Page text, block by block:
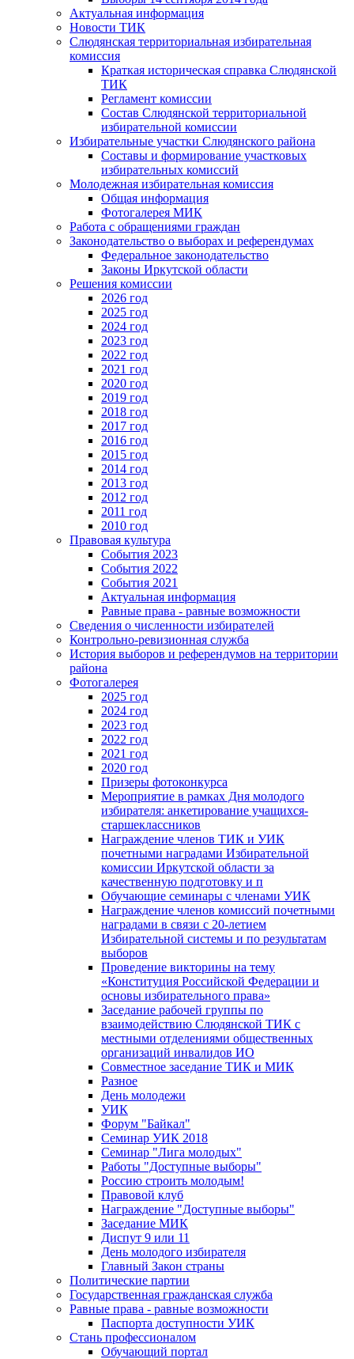
Актуальная информация
Новости ТИК
Слюдянская территориальная избирательная
комиссия
Краткая историческая справка Слюдянской
ТИК
Регламент комиссии
Состав Слюдянской территориальной
избирательной комиссии
Избирательные участки Слюдянского района
Составы и формирование участковых
избирательных комиссий
Молодежная избирательная комиссия
Общая информация
Фотогалерея МИК
Работа с обращениями граждан
Законодательство о выборах и референдумах
Федеральное законодательство
Законы Иркутской области
Решения комиссии
2026 год
2025 год
2024 год
2023 год
2022 год
2021 год
2020 год
2019 год
2018 год
2017 год
2016 год
2015 год
2014 год
2013 год
2012 год
2011 год
2010 год
Правовая культура
События 2023
События 2022
События 2021
Актуальная информация
Равные права - равные возможности
Сведения о численности избирателей
Контрольно-ревизионная служба
История выборов и референдумов на территории
района
Фотогалерея
2025 год
2024 год
2023 год
2022 год
2021 год
2020 год
Призеры фотоконкурса
Мероприятие в рамках Дня молодого
избирателя: анкетирование учащихся-
старшеклассников
Награждение членов ТИК и УИК
почетными наградами Избирательной
комиссии Иркутской области за
качественную подготовку и п
Обучающие семинары с членами УИК
Награждение членов комиссий почетными
наградами в связи с 20-летием
Избирательной системы и по результатам
выборов
Проведение викторины на тему
«Конституция Российской Федерации и
основы избирательного права»
Заседание рабочей группы по
взаимодействию Слюдянской ТИК с
местными отделениями общественных
организаций инвалидов ИО
Совместное заседание ТИК и МИК
Разное
День молодежи
УИК
Форум "Байкал"
Семинар УИК 2018
Семинар "Лига молодых"
Работы "Доступные выборы"
Россию строить молодым!
Правовой клуб
Награждение "Доступные выборы"
Заседание МИК
Диспут 9 или 11
День молодого избирателя
Главный Закон страны
Политические партии
Государственная гражданская служба
Равные права - равные возможности
Паспорта доступности УИК
Стань профессионалом
Обучающий портал